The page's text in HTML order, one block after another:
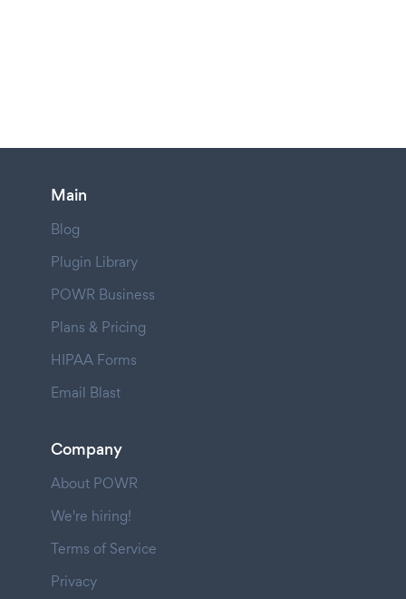
Main
Blog
Plugin Library
POWR Business
Plans & Pricing
HIPAA Forms
Email Blast
Company
About POWR
We're hiring!
Terms of Service
Privacy